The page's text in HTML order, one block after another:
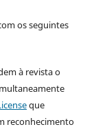
os seguintes
à revista o
que
reconhecimento